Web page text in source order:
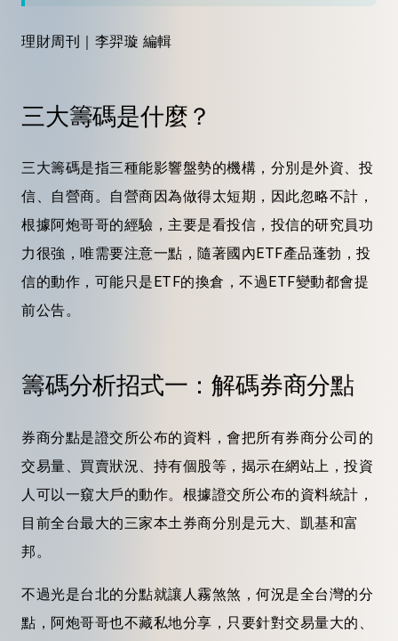
理財周刊｜李羿璇 編輯
三大籌碼是什麼？
三大籌碼是指三種能影響盤勢的機構，分別是外資、投
信、自營商。自營商因為做得太短期，因此忽略不計，
根據阿炮哥哥的經驗，主要是看投信，投信的研究員功
力很強，唯需要注意一點，隨著國內ETF產品蓬勃，投
信的動作，可能只是ETF的換倉，不過ETF變動都會提
前公告。
籌碼分析招式一：解碼券商分點
券商分點是證交所公布的資料，會把所有券商分公司的
交易量、買賣狀況、持有個股等，揭示在網站上，投資
人可以一窺大戶的動作。根據證交所公布的資料統計，
目前全台最大的三家本土券商分別是元大、凱基和富
邦。
不過光是台北的分點就讓人霧煞煞，何況是全台灣的分
點 ，阿炮哥哥也不藏私地分享，只要針對交易量大的、